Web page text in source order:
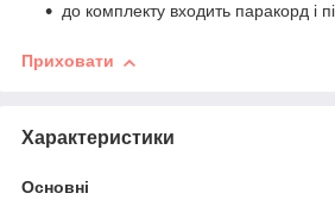
до комплекту входить паракорд і
Приховати
Характеристики
Основні